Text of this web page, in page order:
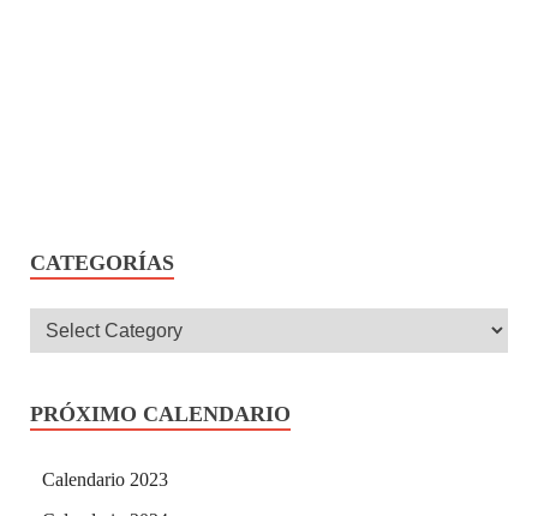
CATEGORÍAS
PRÓXIMO CALENDARIO
Calendario 2023